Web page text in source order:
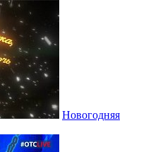
Новогодняя